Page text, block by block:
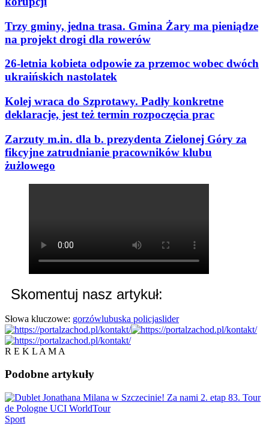
Trzy gminy, jedna trasa. Gmina Żary ma pieniądze
na projekt drogi dla rowerów
26-letnia kobieta odpowie za przemoc wobec dwóch
ukraińskich nastolatek
Kolej wraca do Szprotawy. Padły konkretne
deklaracje, jest też termin rozpoczęcia prac
Zarzuty m.in. dla b. prezydenta Zielonej Góry za
fikcyjne zatrudnianie pracowników klubu
żużlowego
Skomentuj nasz artykuł:
Słowa kluczowe: gorzówlubuska policjaslider
R E K L A M A
Podobne artykuły
Sport